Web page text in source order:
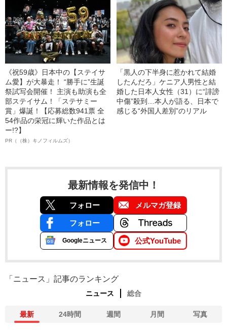
《祝59歳》日本中の【ステイサ
ム愛】が大暴走！ “勝手に”生誕
祭試写会開催！ 主演も助演も全
部ステイサム！「ステサミー
賞」爆誕！【応募総数941票 全
54作品の栄冠に輝いた作品とは
ー!?】
PR（（株）キノフィルムズ）
「黒人の下半身に惹かれて結婚
したんだろ」ケニア人男性と結
婚した日本人女性（31）に“誹謗
中傷”殺到…本人が語る、日本で
感じる“外国人差別”のリアル
最新情報を発信中！
フォロー メルマガ登録
フォロー
Googleニュース 公式YouTube
「ニュース」記事のランキング
ニュース 総合
最新 24時間 週間 月間 写真